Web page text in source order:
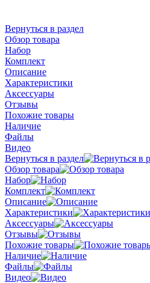
Вернуться в раздел
Обзор товара
Набор
Комплект
Описание
Характеристики
Аксессуары
Отзывы
Похожие товары
Наличие
Файлы
Видео
Вернуться в раздел
Обзор товара
Набор
Комплект
Описание
Характеристики
Аксессуары
Отзывы
Похожие товары
Наличие
Файлы
Видео